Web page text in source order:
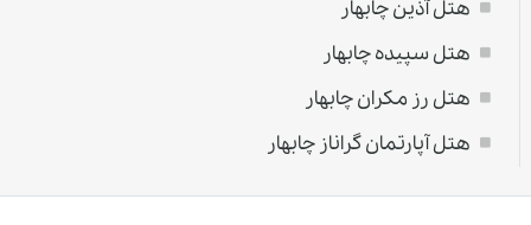
هتل آذین چابهار
هتل سپیده چابهار
هتل رز مکران چابهار
هتل آپارتمان گراناز چابهار